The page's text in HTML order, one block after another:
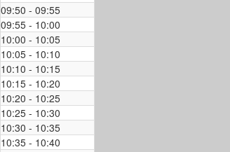
09:50 - 09:55
09:55 - 10:00
10:00 - 10:05
10:05 - 10:10
10:10 - 10:15
10:15 - 10:20
10:20 - 10:25
10:25 - 10:30
10:30 - 10:35
10:35 - 10:40